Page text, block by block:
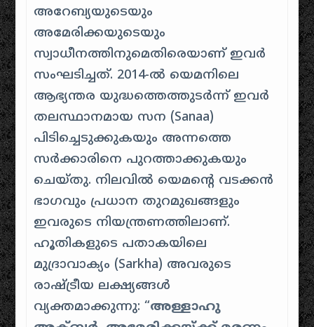
അറേബ്യയുടെയും
അമേരിക്കയുടെയും
സ്വാധീനത്തിനുമെതിരെയാണ് ഇവർ
സംഘടിച്ചത്. 2014-ൽ യെമനിലെ
ആഭ്യന്തര യുദ്ധത്തെത്തുടർന്ന് ഇവർ
തലസ്ഥാനമായ സന (Sanaa)
പിടിച്ചെടുക്കുകയും അന്നത്തെ
സർക്കാരിനെ പുറത്താക്കുകയും
ചെയ്തു. നിലവിൽ യെമന്റെ വടക്കൻ
ഭാഗവും പ്രധാന തുറമുഖങ്ങളും
ഇവരുടെ നിയന്ത്രണത്തിലാണ്.
ഹൂതികളുടെ പതാകയിലെ
മുദ്രാവാക്യം (Sarkha) അവരുടെ
രാഷ്ട്രീയ ലക്ഷ്യങ്ങൾ
വ്യക്തമാക്കുന്നു: “അള്ളാഹു